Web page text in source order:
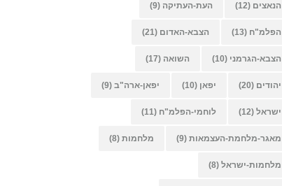
הנאצים (12) העת-העתיקה (9)
הפלמ"ח (13) הצבא-האדום (21)
הצבא-הגרמני (10) השואה (17)
יהודים (20) יפאן (10) יפאן-ארה"ב (9)
ישראל (12) לוחמי-הפלמ"ח (11)
מאגר-מלחמת-העצמאות (9) מלחמות (8)
מלחמות-ישראל (8)